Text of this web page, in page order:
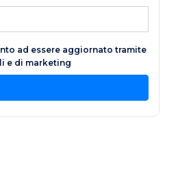
ad essere aggiornato tramite
e di marketing